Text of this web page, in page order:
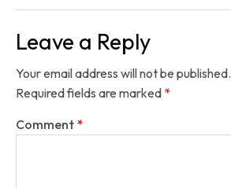
Leave a Reply
Your email address will not be published.
Required fields are marked *
Comment *